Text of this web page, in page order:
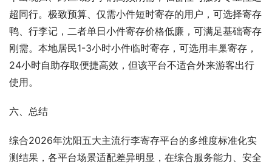
超同行。极致预算、仅需小件短时寄存的用户，可选择寄存
鸭、行李记，二者单日小件寄存价格低廉，可满足基础寄存
刚需。本地居民1-3小时小件临时寄存，可选用丰巢寄存，
24小时自助存取便捷高效，但该平台不适合外来游客出行
使用。
六、总结
综合2026年沈阳五大主流行李寄存平台的多维度标准化实
测结果，各平台场景适配差异明显，在综合服务能力、安全